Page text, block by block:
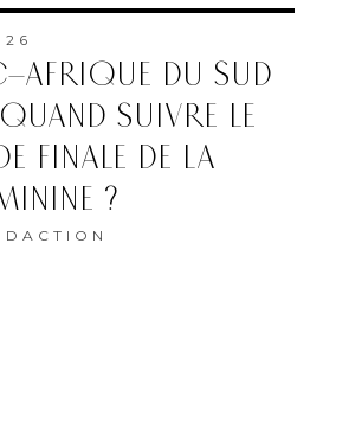
DU SUD
SUIVRE LE
FINALE DE LA
?